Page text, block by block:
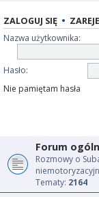
ZALOGUJ SIĘ •
Nazwa użytkownika:
Hasło:
Nie pamiętam hasła
Forum
Rozmowy o
Tematy: 2164